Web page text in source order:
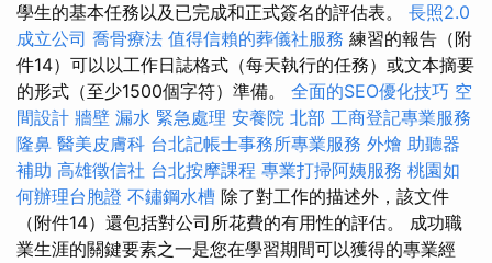
學生的基本任務以及已完成和正式簽名的評估表。 長照2.0
成立公司 喬骨療法 值得信賴的葬儀社服務 練習的報告（附
件14）可以以工作日誌格式（每天執行的任務）或文本摘要
的形式（至少1500個字符）準備。 全面的SEO優化技巧 空
間設計 牆壁 漏水 緊急處理 安養院 北部 工商登記專業服務
隆鼻 醫美皮膚科 台北記帳士事務所專業服務 外燴 助聽器
補助 高雄徵信社 台北按摩課程 專業打掃阿姨服務 桃園如
何辦理台胞證 不鏽鋼水槽 除了對工作的描述外，該文件
（附件14）還包括對公司所花費的有用性的評估。 成功職
業生涯的關鍵要素之一是您在學習期間可以獲得的專業經